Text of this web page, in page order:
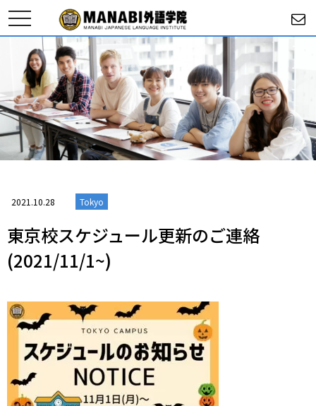
toggle
navigation
2021.10.28 Tokyo
東京校スケジュール更新のご連絡
(2021/11/1~)